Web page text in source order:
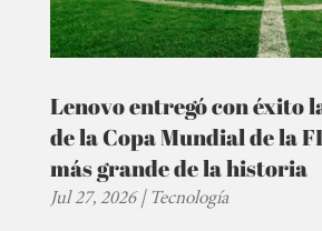
Lenovo entregó con éxito
de la Copa Mundial de la
más grande de la historia
Jul 27, 2026|Tecnología